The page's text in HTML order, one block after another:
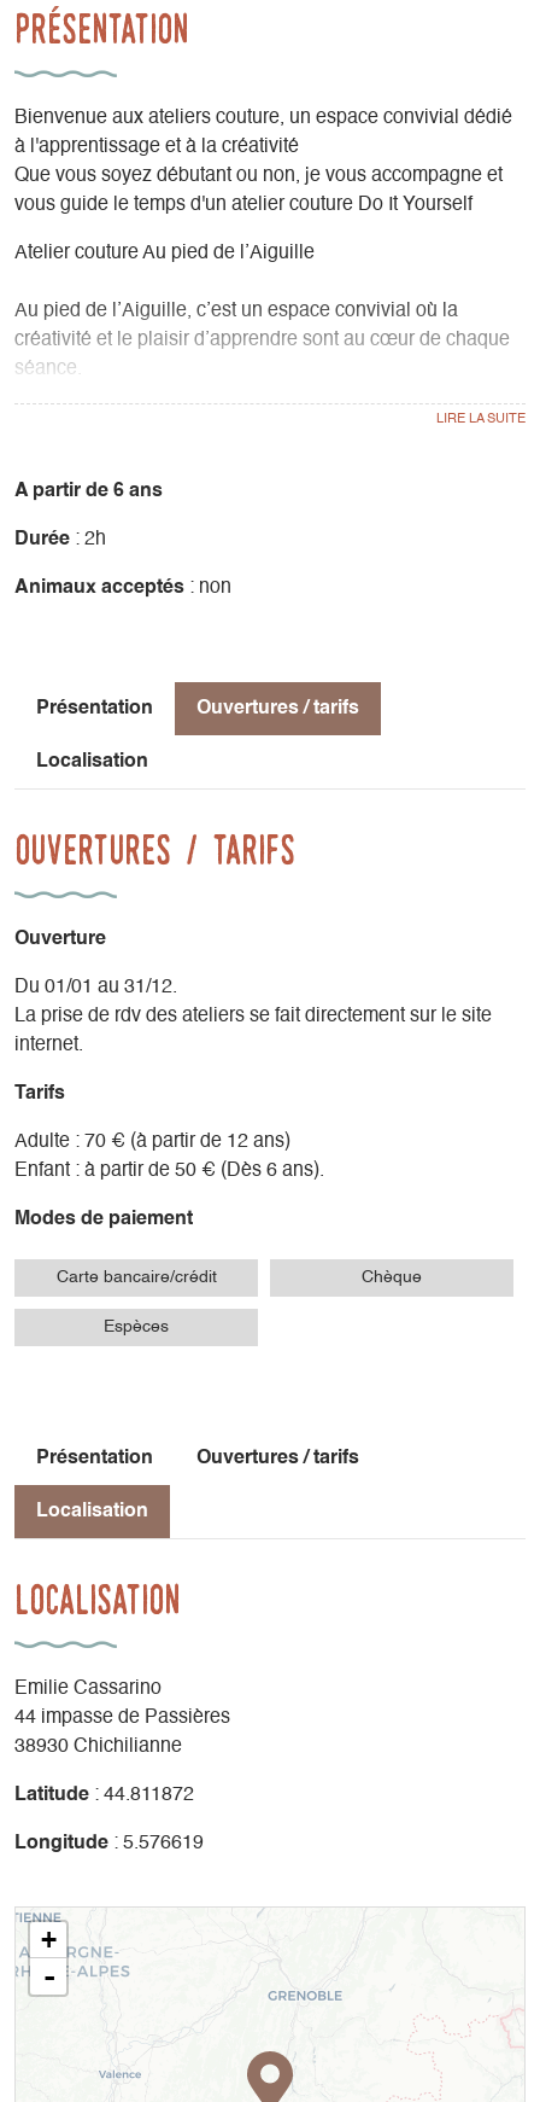
Présentation
Bienvenue aux ateliers couture, un espace convivial dédié
à l'apprentissage et à la créativité
Que vous soyez débutant ou non, je vous accompagne et
vous guide le temps d'un atelier couture Do It Yourself
Atelier couture Au pied de l’Aiguille
Au pied de l’Aiguille, c’est un espace convivial où la
créativité et le plaisir d’apprendre sont au cœur de chaque
séance.
vous aider à réaliser vos projets, que vous soyez débutant·e
- un accompagnement individuel et personnalisé.
- Pour les enfants, dès 6 ans : des maxi lingettes lavables,
un pochon à trésor ou une housse de coussin.
une ambiance chaleureuse !
A partir de 6 ans
Durée : 2h
Animaux acceptés : non
Présentation Ouvertures / tarifs
Localisation
Ouvertures / tarifs
Ouverture
Du 01/01 au 31/12.
La prise de rdv des ateliers se fait directement sur le site
internet.
Tarifs
Adulte : 70 € (à partir de 12 ans)
Enfant : à partir de 50 € (Dès 6 ans).
Modes de paiement
Carte bancaire/crédit Chèque
Espèces
Présentation Ouvertures / tarifs
Localisation
Localisation
Emilie Cassarino
44 impasse de Passières
38930 Chichilianne
Latitude : 44.811872
Longitude : 5.576619
+
-